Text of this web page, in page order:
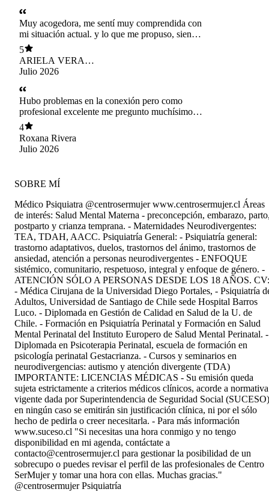
Muy acogedora, me sentí muy comprendida con
mi situación actual. y lo que me propuso, siento
que es lo que necesito para mí
5
ARIELA VERA
DIAZ
Julio 2026
Hubo problemas en la conexión pero como
profesional excelente me pregunto muchísimo
indagando las posibles causas del problema. Me
gustó bastante
4
Roxana Rivera
Julio 2026
SOBRE MÍ
Médico Psiquiatra @centrosermujer www.centrosermujer.cl Áreas
de interés: Salud Mental Materna - preconcepción, embarazo,
postparto y crianza temprana. - Maternidades Neurodivergentes:
TEA, TDAH, AACC. Psiquiatría General: - Psiquiatría general:
trastorno adaptativos, duelos, trastornos del ánimo, trastornos de
ansiedad, atención a personas neurodivergentes - ENFOQUE
sistémico, comunitario, respetuoso, integral y enfoque de género. -
ATENCIÓN SÓLO A PERSONAS DESDE LOS 18 AÑOS. CV:
- Médica Cirujana de la Universidad Diego Portales, - Psiquiatría
Adultos, Universidad de Santiago de Chile sede Hospital Barros
Luco. - Diplomada en Gestión de Calidad en Salud de la U. de
Chile. - Formación en Psiquiatría Perinatal y Formación en Salud
Mental Perinatal del Instituto Europero de Salud Mental Perinatal. -
Diplomada en Psicoterapia Perinatal, escuela de formación en
psicología perinatal Gestacrianza. - Cursos y seminarios en
neurodivergencias: autismo y atención divergente (TDA)
IMPORTANTE: LICENCIAS MÉDICAS - Su emisión queda
sujeta estrictamente a criterios médicos clínicos, acorde a normativa
vigente dada por Superintendencia de Seguridad Social
en ningún caso se emitirán sin justificación clínica, ni por el sólo
hecho de pedirla o creer necesitarla. - Para más información
www.suceso.cl "Si necesitas una hora conmigo y no tengo
disponibilidad en mi agenda, contáctate a
contacto@centrosermujer.cl para gestionar la posibilidad de un
sobrecupo o puedes revisar el perfil de las profesionales de Centro
SerMujer y tomar una hora con ellas. Muchas gracias."
@centrosermujer Psiquiatría